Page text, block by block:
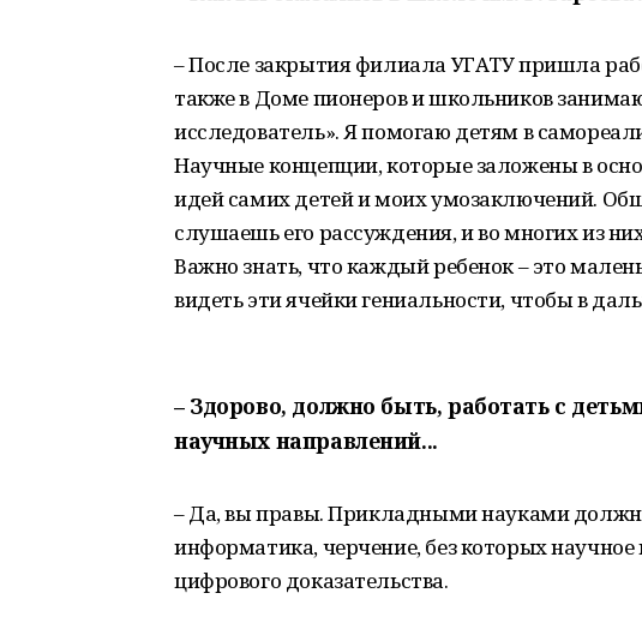
– После закрытия филиала УГАТУ пришла
также в Доме пионеров и школьников
исследователь». Я помогаю детям в
Научные концепции, которые заложены в
идей самих детей и моих умозаключений.
слушаешь его рассуждения, и во многих из
Важно знать, что каждый ребенок – это
видеть эти ячейки гениальности, чтобы в
– Здорово, должно быть, работать с
научных направлений...
– Да, вы правы. Прикладными науками
информатика, черчение, без которых
цифрового доказательства.